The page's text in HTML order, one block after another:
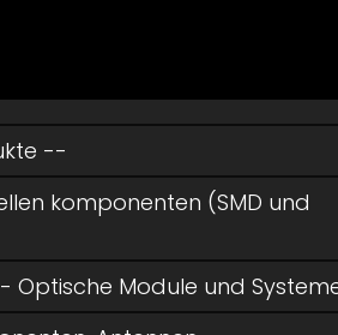
--
komponenten (SMD und
Optische Module und